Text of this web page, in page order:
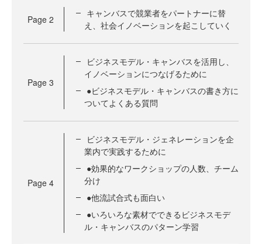
Page 2
キャンバスで競業者をパートナーに替
え、社会イノベーションを起こしていく
Page 3
ビジネスモデル・キャンバスを活用し、
イノベーションにつなげるために
●ビジネスモデル・キャンバスの書き方に
ついてよくある質問
Page 4
ビジネスモデル・ジェネレーションを企
業内で実践するために
●効果的なワークショップの人数、チーム
分け
●他流試合式も面白い
●いろいろな素材でできるビジネスモデ
ル・キャンバスのパターン学習